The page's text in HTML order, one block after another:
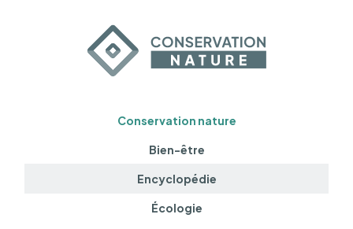
Conservation nature
Bien-être
Encyclopédie
Écologie